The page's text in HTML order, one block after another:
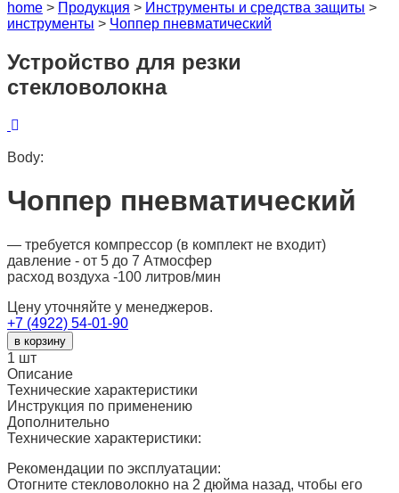
home > Продукция > Инструменты и средства защиты >
инструменты > Чоппер пневматический
Устройство для резки
стекловолокна
Body:
Чоппер пневматический
— требуется компрессор (в комплект не входит)
давление - от 5 до 7 Атмосфер
расход воздуха -100 литров/мин
Цену уточняйте у менеджеров.
+7 (4922) 54-01-90
в корзину
1 шт
Описание
Технические характеристики
Инструкция по применению
Дополнительно
Технические характеристики:
Рекомендации по эксплуатации:
Отогните стекловолокно на 2 дюйма назад, чтобы его